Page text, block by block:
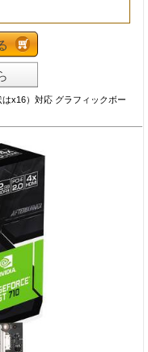
x16）対応 グラフィックボー